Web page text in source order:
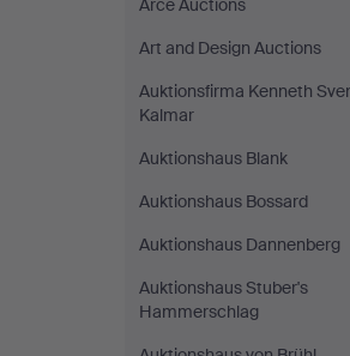
Arce Auctions
Art and Design Auctions
Auktionsfirma Kenneth
Kalmar
Auktionshaus Blank
Auktionshaus Bossard
Auktionshaus Dannenberg
Auktionshaus Stuber's
Hammerschlag